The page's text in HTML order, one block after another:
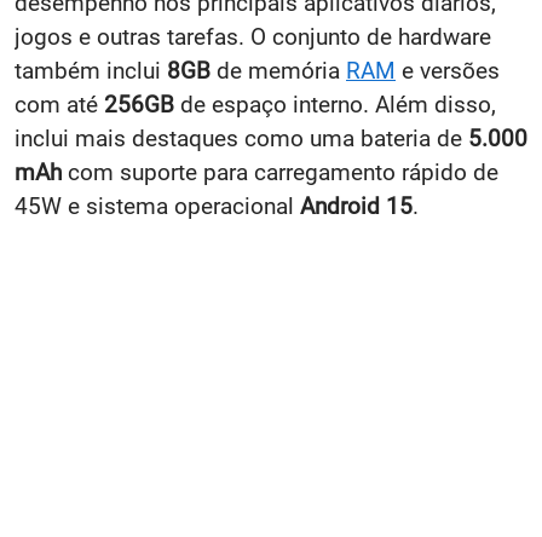
jogos e outras tarefas. O conjunto de hardware
também inclui 8GB de memória RAM e versões
com até 256GB de espaço interno. Além disso,
inclui mais destaques como uma bateria de 5.000
mAh com suporte para carregamento rápido de
45W e sistema operacional Android 15.